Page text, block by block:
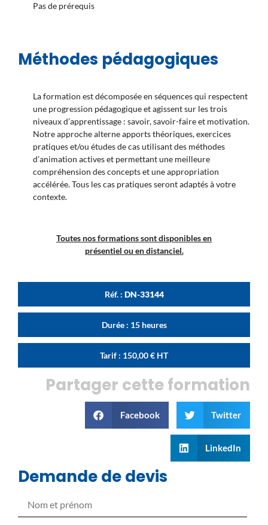
Pas de prérequis
Méthodes pédagogiques
La formation est décomposée en séquences qui respectent
une progression pédagogique et agissent sur les trois
niveaux d’apprentissage : savoir, savoir-faire et motivation.
Notre approche alterne apports théoriques, exercices
pratiques et/ou études de cas utilisant des méthodes
d’animation actives et permettant une meilleure
compréhension des concepts et une appropriation
accélérée. Tous les cas pratiques seront adaptés à votre
contexte.
Toutes nos formations sont disponibles en
présentiel ou en distanciel.
Réf. : DN-33144
Durée : 15 heures
Tarif : 150,00€ HT
Partager cette formation
Facebook Twitter
LinkedIn
Demande de devis